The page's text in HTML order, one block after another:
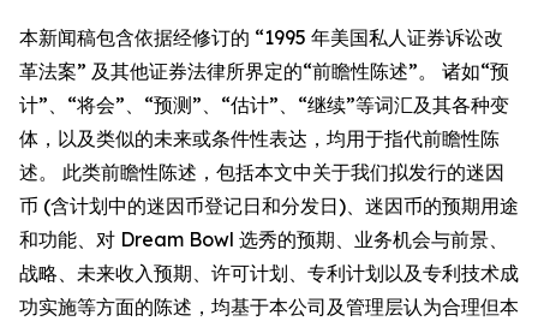
本新闻稿包含依据经修订的 “1995 年美国私人证券诉讼改
革法案” 及其他证券法律所界定的“前瞻性陈述”。 诸如“预
计”、“将会”、“预测”、“估计”、“继续”等词汇及其各种变
体，以及类似的未来或条件性表达，均用于指代前瞻性陈
述。 此类前瞻性陈述，包括本文中关于我们拟发行的迷因
币 (含计划中的迷因币登记日和分发日)、迷因币的预期用途
和功能、对 Dream Bowl 选秀的预期、业务机会与前景、
战略、未来收入预期、许可计划、专利计划以及专利技术成
功实施等方面的陈述，均基于本公司及管理层认为合理但本